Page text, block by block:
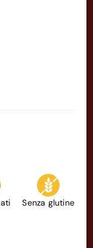
Senza glutine